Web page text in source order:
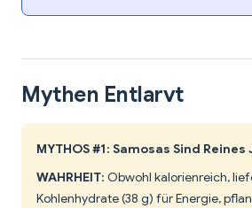
Mythen Entlarvt
MYTHOS #1: Samosas Sind
WAHRHEIT: Obwohl kalorienreich,
Kohlenhydrate (38 g) für Energie,